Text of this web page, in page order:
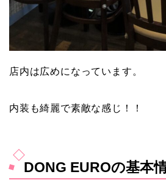
店内は広めになっています。
内装も綺麗で素敵な感じ！！
DONG EUROの基本